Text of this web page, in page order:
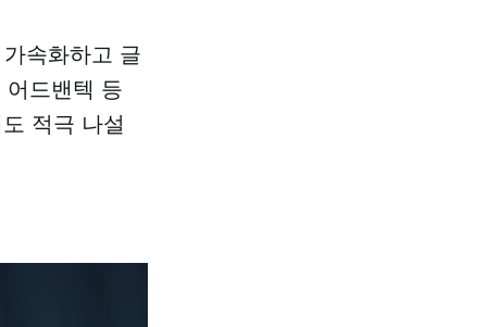
속화하고 글
드밴텍 등
적극 나설